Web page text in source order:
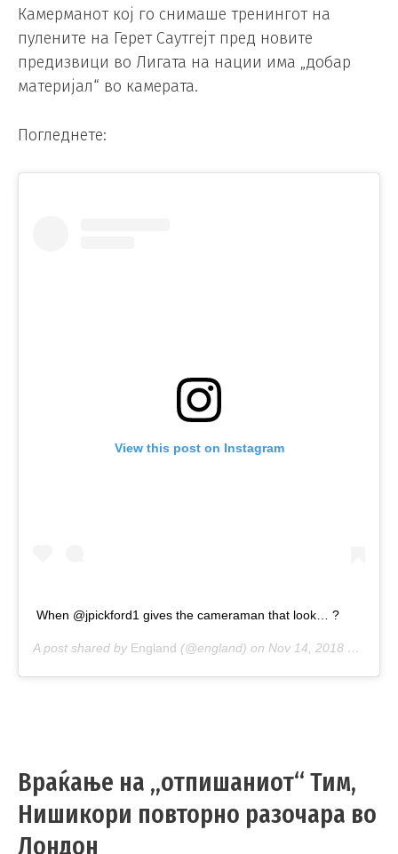
Камерманот кој го снимаше тренингот на
пулените на Герет Саутгејт пред новите
предизвици во Лигата на нации има „добар
материјал“ во камерата.
Погледнете:
View this post on Instagram
When @jpickford1 gives the cameraman that look… ?
A post shared by England (@england) on Nov 14, 2018 at 1:26am PST
Враќање на „отпишаниот“ Тим,
Нишикори пoвторно разочара во
Лондон